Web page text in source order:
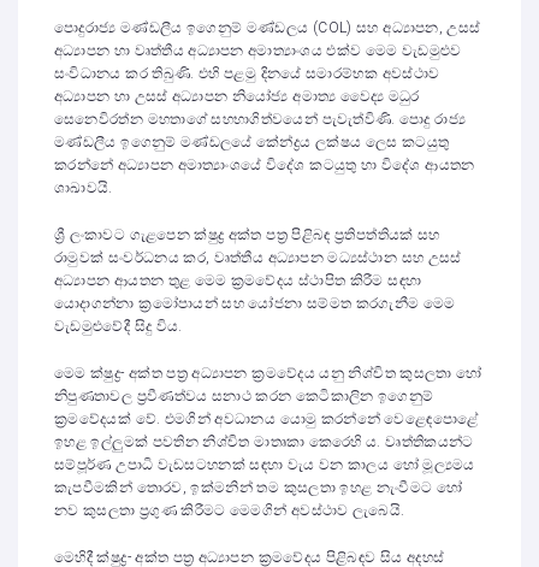
පොදුරාජ්‍ය මණ්ඩලීය ඉගෙනුම් මණ්ඩලය (COL) සහ අධ්‍යාපන, උසස්
අධ්‍යාපන හා වෘත්තීය අධ්‍යාපන අමාත්‍යාංශය එක්ව මෙම වැඩමුළුව
සංවිධානය කර තිබුණි. එහි පළමු දිනයේ සමාරම්භක අවස්ථාව
අධ්‍යාපන හා උසස් අධ්‍යාපන නියෝජ්‍ය අමාත්‍ය වෛද්‍ය මධුර
සෙනෙවිරත්න මහතාගේ සහභාගිත්වයෙන් පැවැත්විණි. පොදු රාජ්‍ය
මණ්ඩලීය ඉගෙනුම් මණ්ඩලයේ කේන්ද්‍රය ලක්ෂය ලෙස කටයුතු
කරන්නේ අධ්‍යාපන අමාත්‍යාංශයේ විදේශ කටයුතු හා විදේශ ආයතන
ශාඛාවයි.
ශ්‍රී ලංකාවට ගැළපෙන ක්ෂුද්‍ර අක්ත පත්‍ර පිළිබඳ ප්‍රතිපත්තියක් සහ
රාමුවක් සංවර්ධනය කර, වෘත්තීය අධ්‍යාපන මධ්‍යස්ථාන සහ උසස්
අධ්‍යාපන ආයතන තුළ මෙම ක්‍රමවේදය ස්ථාපිත කිරීම සඳහා
යොදාගන්නා ක්‍රමෝපායන් සහ යෝජනා සම්මත කරගැනීම මෙම
වැඩමුළුවේදී සිදු විය.
මෙම ක්ෂුද්‍ර- අක්ත පත්‍ර අධ්‍යාපන ක්‍රමවේදය යනු නිශ්චිත කුසලතා හෝ
නිපුණතාවල ප්‍රවීණත්වය සනාථ කරන කෙටිකාලින ඉගෙනුම්
ක්‍රමවේදයක් වේ. එමගින් අවධානය යොමු කරන්නේ වෙළෙඳපොළේ
ඉහළ ඉල්ලුමක් පවතින නිශ්චිත මාතෘකා කෙරෙහි ය. වෘත්තිකයන්ට
සම්පූර්ණ උපාධි වැඩසටහනක් සඳහා වැය වන කාලය හෝ මූල්‍යමය
කැපවීමකින් තොරව, ඉක්මනින් තම කුසලතා ඉහළ නැංවීමට හෝ
නව කුසලතා ප්‍රගුණ කිරීමට මෙමගින් අවස්ථාව ලැබෙයි.
මෙහිදී ක්ෂුද්‍ර- අක්ත පත්‍ර අධ්‍යාපන ක්‍රමවේදය පිළිබඳව සිය අදහස්